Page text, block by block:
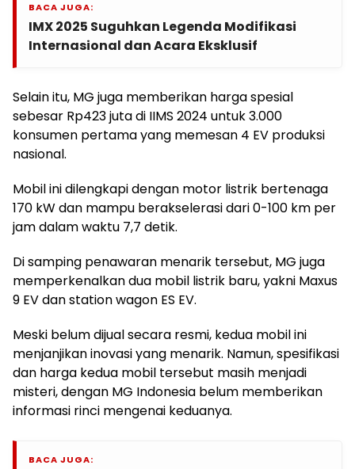
BACA JUGA:
IMX 2025 Suguhkan Legenda Modifikasi
Internasional dan Acara Eksklusif
Selain itu, MG juga memberikan harga spesial
sebesar Rp423 juta di IIMS 2024 untuk 3.000
konsumen pertama yang memesan 4 EV produksi
nasional.
Mobil ini dilengkapi dengan motor listrik bertenaga
170 kW dan mampu berakselerasi dari 0-100 km per
jam dalam waktu 7,7 detik.
Di samping penawaran menarik tersebut, MG juga
memperkenalkan dua mobil listrik baru, yakni Maxus
9 EV dan station wagon ES EV.
Meski belum dijual secara resmi, kedua mobil ini
menjanjikan inovasi yang menarik. Namun, spesifikasi
dan harga kedua mobil tersebut masih menjadi
misteri, dengan MG Indonesia belum memberikan
informasi rinci mengenai keduanya.
BACA JUGA: